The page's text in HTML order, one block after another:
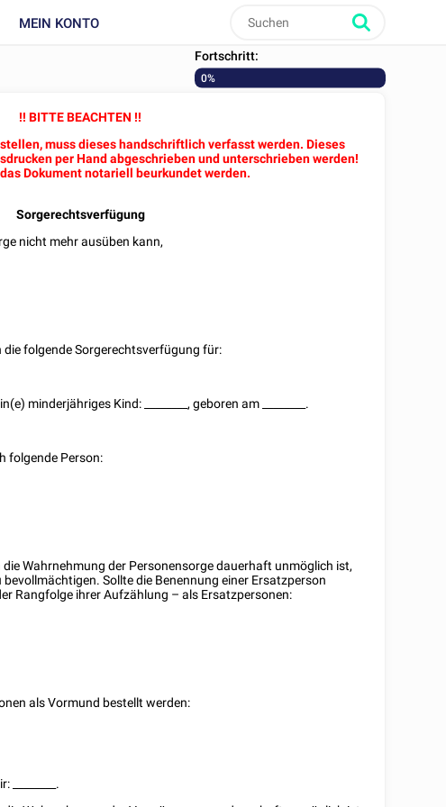
MEIN KONTO
Fortschritt:
0%
!! BITTE BEACHTEN !!
muss dieses handschriftlich verfasst werden. Dieses
per Hand abgeschrieben und unterschrieben werden!
Dokument notariell beurkundet werden.
Sorgerechtsverfügung
nicht mehr ausüben kann,
folgende Sorgerechtsverfügung für:
minderjähriges Kind:
, geboren am
.
folgende Person:
Wahrnehmung der Personensorge dauerhaft unmöglich ist,
Sollte die Benennung einer Ersatzperson
Rangfolge ihrer Aufzählung – als Ersatzpersonen:
als Vormund bestellt werden:
.